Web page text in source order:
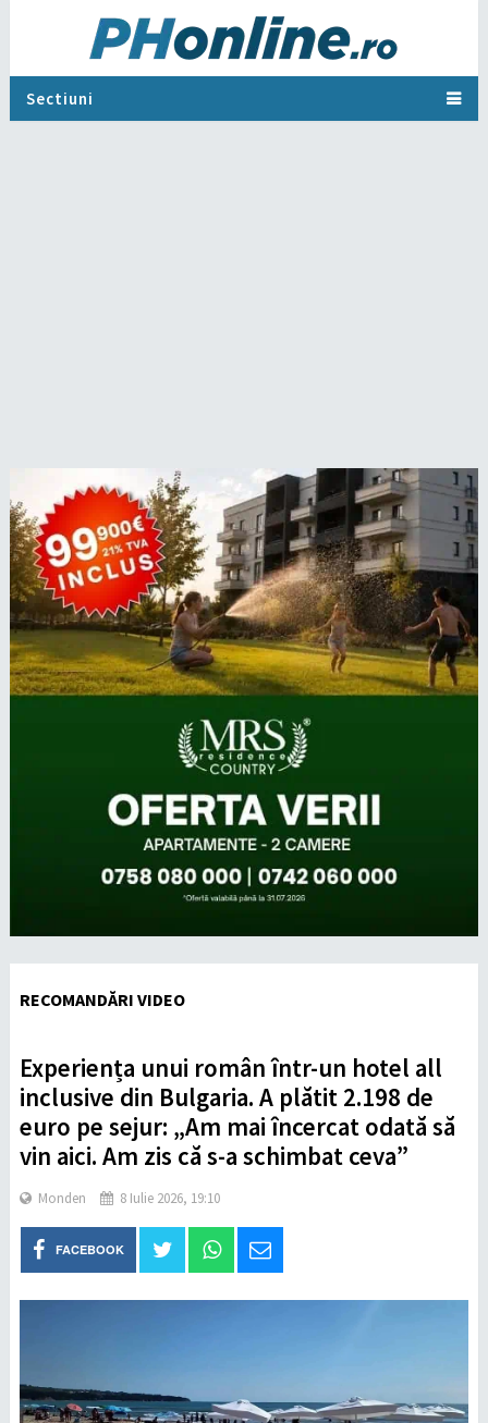
Sectiuni
RECOMANDĂRI VIDEO
Experiența unui român într-un hotel all
inclusive din Bulgaria. A plătit 2.198 de
euro pe sejur: „Am mai încercat odată să
vin aici. Am zis că s-a schimbat ceva”
Monden 8 Iulie 2026, 19:10
FACEBOOK